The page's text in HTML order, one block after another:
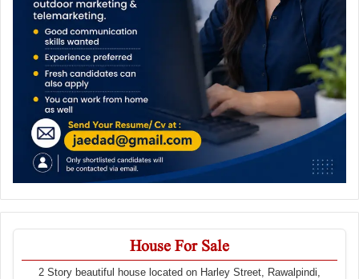
House For Sale
2 Story beautiful house located on Harley Street, Rawalpindi,